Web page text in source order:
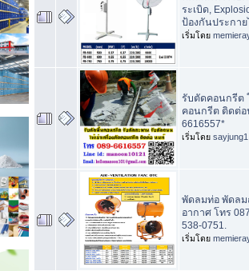
ระเบิด,
ป้องกันประกา
เริ่มโดย
รับตัดคอนกรีต
คอนกรีต ติดต่อ
6616557*
เริ่มโดย sayjung1
พัดลมท่อ พัดลม
อากาศ โทร
538-0751.
เริ่มโดย